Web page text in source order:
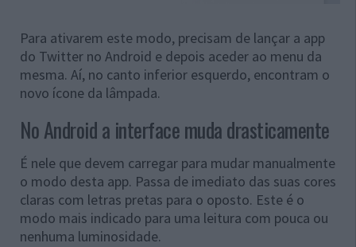
Para ativarem este modo, precisam de lançar a app
do Twitter no Android e depois aceder ao menu da
mesma. Aí, no canto inferior esquerdo, encontram o
novo ícone da lâmpada.
No Android a interface muda drasticamente
É nele que devem carregar para mudar manualmente
o modo desta app. Passa de imediato das suas cores
claras com letras pretas para o oposto. Este é o
modo mais indicado para uma leitura com pouca ou
nenhuma luminosidade.